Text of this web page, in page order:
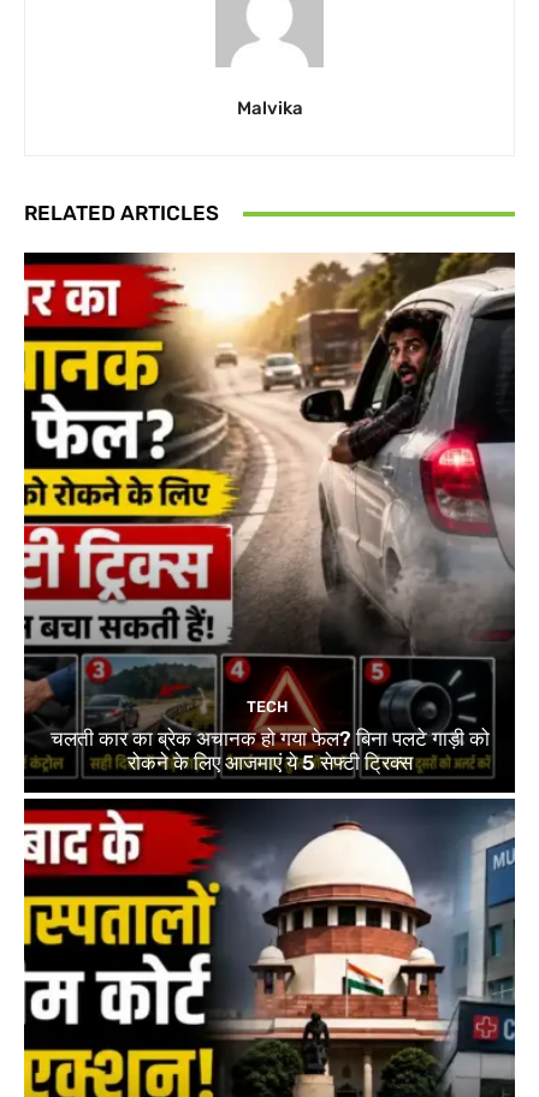
Malvika
RELATED ARTICLES
TECH
चलती कार का ब्रेक अचानक हो गया फेल? बिना पलटे गाड़ी को
रोकने के लिए आजमाएं ये 5 सेफ्टी ट्रिक्स